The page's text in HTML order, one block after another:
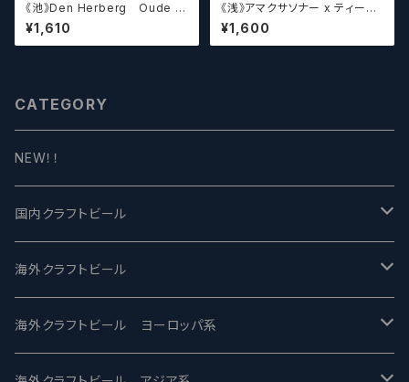
《池》Den Herberg Oude G
euze Deville a L'acienne
デンヘルベルグ
¥1,610
《浅》アマクサソナー x ティーン
エイジ x ウィッチクラフト / Am
akusa sonar x Teenage Br
ewing ×WITCH CRAFT Tee
¥1,600
CATEGORY
NEW！！
国内クラフトビール
UCHU BREWING -うちゅうブルーイング
バテレ -VERTERE
海外クラフトビール
Modern Times モダンタイムズ
海外クラフトビール ヨーロッパ系